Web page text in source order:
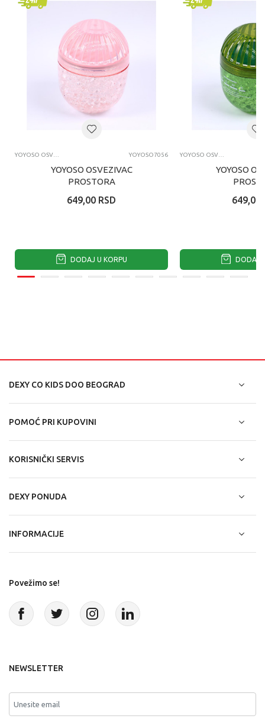
YOYOSO7056
YOYOSO OSVEZIVAC
PROSTORA
649,00 RSD
DODAJ U KORPU
YOYOSO
649,00
DODAJ
DEXY CO KIDS DOO BEOGRAD
POMOĆ PRI KUPOVINI
KORISNIČKI SERVIS
DEXY PONUDA
INFORMACIJE
Povežimo se!
NEWSLETTER